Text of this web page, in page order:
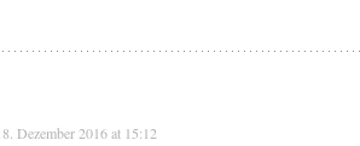
Dezember 2016 at 15:12